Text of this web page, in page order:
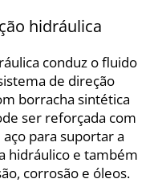
hidráulica
conduz o fluido
de direção
borracha sintética
ser reforçada com
para suportar a
hidráulico e também
corrosão e óleos.